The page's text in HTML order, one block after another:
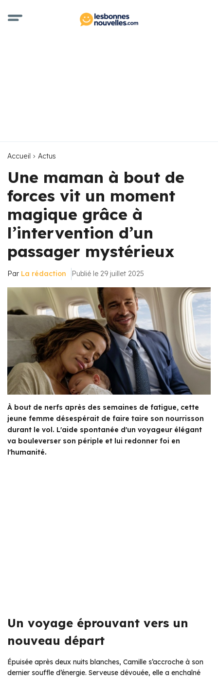
Accueil Actus
Une maman à bout de
forces vit un moment
magique grâce à
l’intervention d’un
passager mystérieux
Par La rédaction Publié le 29 juillet 2025
À bout de nerfs après des semaines de fatigue, cette
jeune femme désespérait de faire taire son nourrisson
durant le vol. L'aide spontanée d'un voyageur élégant
va bouleverser son périple et lui redonner foi en
l'humanité.
Un voyage éprouvant vers un
nouveau départ
Épuisée après deux nuits blanches, Camille s’accroche à son
dernier souffle d’énergie. Serveuse dévouée, elle a enchaîné